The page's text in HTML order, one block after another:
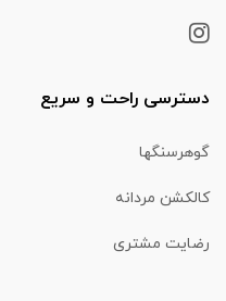
دسترسی راحت و سریع
گوهرسنگها
کالکشن مردانه
رضایت مشتری